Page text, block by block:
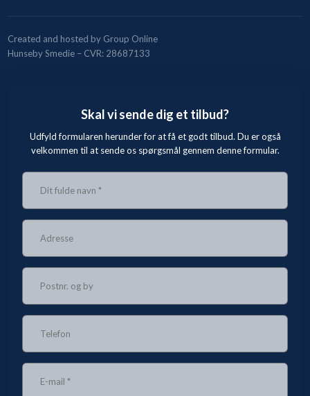
Created and hosted by Group Online
Hunseby Smedie – CVR: 28687133
Skal vi sende dig et tilbud?
Udfyld formularen herunder for at få et godt tilbud. Du er også
velkommen til at sende os spørgsmål gennem denne formular.